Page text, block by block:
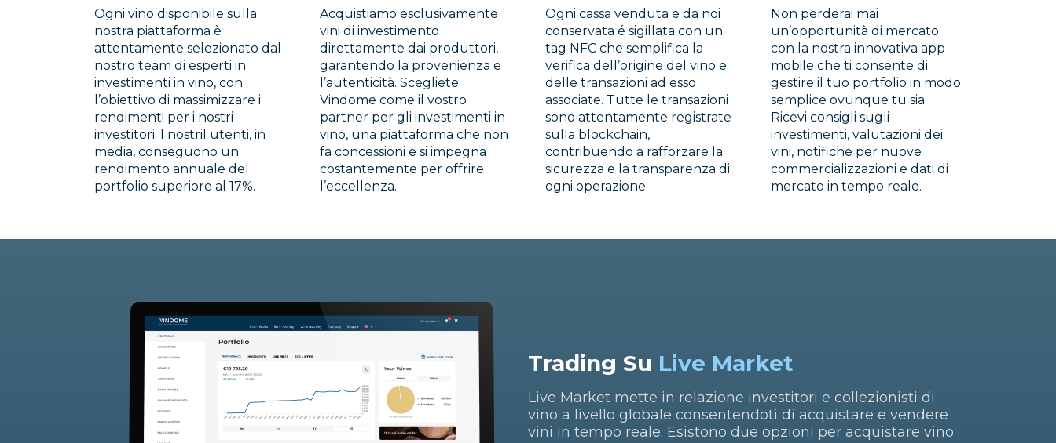
Ogni vino disponibile sulla
nostra piattaforma è
attentamente selezionato dal
nostro team di esperti in
investimenti in vino, con
l’obiettivo di massimizzare i
rendimenti per i nostri
investitori. I nostril utenti, in
media, conseguono un
rendimento annuale del
portfolio superiore al 17%.
Acquistiamo esclusivamente
vini di investimento
direttamente dai produttori,
garantendo la provenienza e
l’autenticità. Scegliete
Vindome come il vostro
partner per gli investimenti in
vino, una piattaforma che non
fa concessioni e si impegna
costantemente per offrire
l’eccellenza.
Ogni cassa venduta e da noi
conservata é sigillata con un
tag NFC che semplifica la
verifica dell’origine del vino e
delle transazioni ad esso
associate. Tutte le transazioni
sono attentamente registrate
sulla blockchain,
contribuendo a rafforzare la
sicurezza e la transparenza di
ogni operazione.
Non perderai mai
un’opportunità di mercato
con la nostra innovativa app
mobile che ti consente di
gestire il tuo portfolio in modo
semplice ovunque tu sia.
Ricevi consigli sugli
investimenti, valutazioni dei
vini, notifiche per nuove
commercializzazioni e dati di
mercato in tempo reale.
Trading Su Live Market
Live Market mette in relazione investitori e collezionisti di
vino a livello globale consentendoti di acquistare e vendere
vini in tempo reale. Esistono due opzioni per acquistare vino